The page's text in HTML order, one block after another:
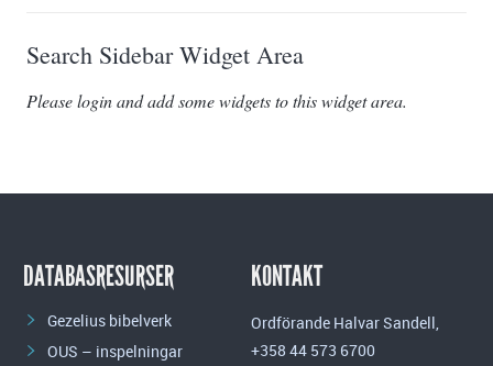
Search Sidebar Widget Area
Please login and add some widgets to this widget area.
DATABASRESURSER
Gezelius bibelverk
OUS – inspelningar
KONTAKT
Ordförande Halvar Sandell,
+358 44 573 6700